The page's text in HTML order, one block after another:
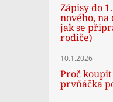
Zápisy do
nového, na
jak se
rodiče)
10.1.2026
Proč
prvňáčka